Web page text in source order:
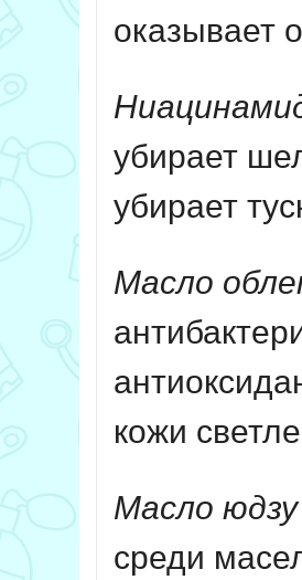
оказывает
убирает
убирает
Масло
кожи
Масло юдзу
среди